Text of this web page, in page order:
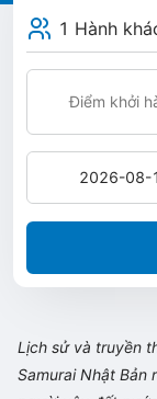
1 Hành
Lịch sử và truyền
Samurai Nhật Bản